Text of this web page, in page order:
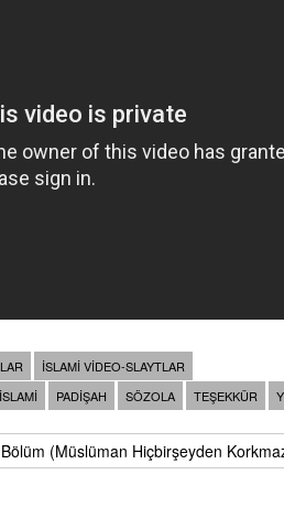
İSLAMI VIDEO-SLAYTLAR
ISLAMI PADIŞAH SÖZOLA TEŞEKKÜR
(Müslüman Hiçbirşeyden